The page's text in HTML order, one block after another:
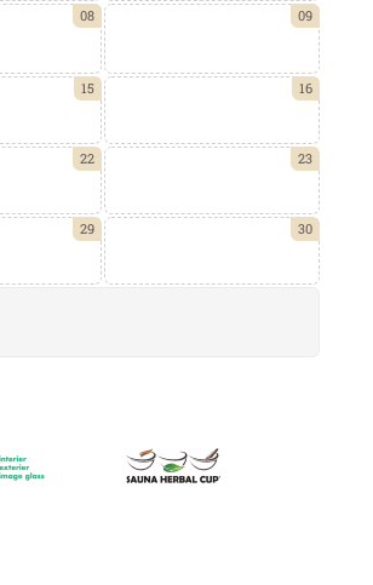
08 09
15 16
22 23
29 30